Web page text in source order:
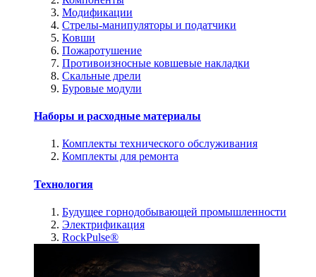
Модификации
Стрелы-манипуляторы и податчики
Ковши
Пожаротушение
Противоизносные ковшевые накладки
Скальные дрели
Буровые модули
Наборы и расходные материалы
Комплекты технического обслуживания
Комплекты для ремонта
Технология
Будущее горнодобывающей промышленности
Электрификация
RockPulse®